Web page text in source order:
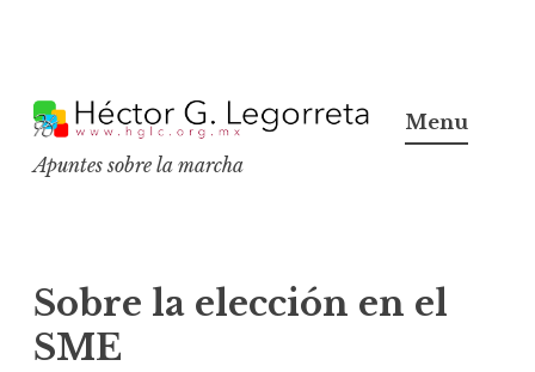
k
p
c
o
n
Apuntes sobre la marcha
Menu
Sobre la elección en el
SME